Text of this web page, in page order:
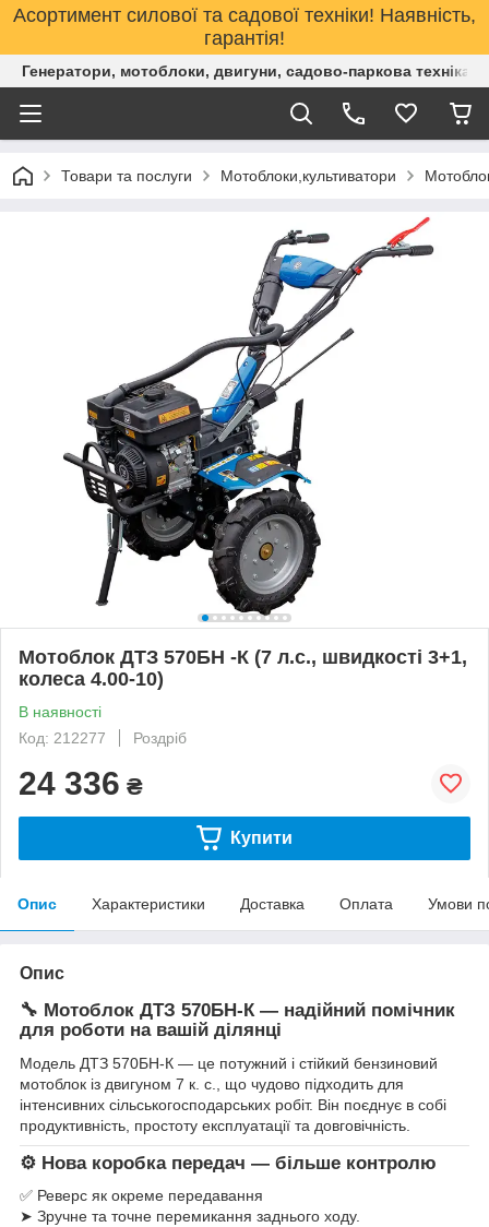
Асортимент силової та садової техніки! Наявність,
гарантія!
Генератори, мотоблоки, двигуни, садово-паркова техніка.
Товари та послуги Мотоблоки,культиватори
Мотоблок ДТЗ 570БН -К (7 л.с., швидкості 3+1,
колеса 4.00-10)
В наявності
Код: 212277
Роздріб
24 336 ₴
Купити
Опис Характеристики Доставка Оплата Умови
Опис
🔧 Мотоблок ДТЗ 570БН-К — надійний помічник
для роботи на вашій ділянці
Модель ДТЗ 570БН-К — це потужний і стійкий бензиновий
мотоблок із двигуном 7 к. с., що чудово підходить для
інтенсивних сільськогосподарських робіт. Він поєднує в собі
продуктивність, простоту експлуатації та довговічність.
⚙️ Нова коробка передач — більше контролю
✅ Реверс як окреме передавання
➤ Зручне та точне перемикання заднього ходу.